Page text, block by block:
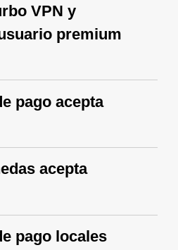
VPN y
premium
pago acepta
acepta
pago locales